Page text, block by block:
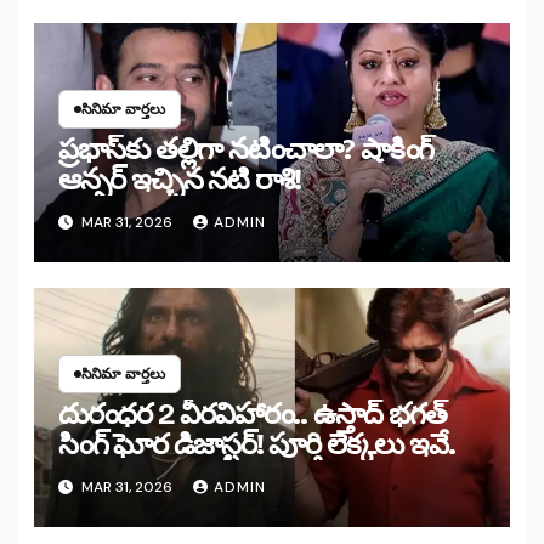
సినిమా వార్తలు
ప్రభాస్‌కు తల్లిగా నటించాలా? షాకింగ్
ఆన్సర్ ఇచ్చిన నటి రాశి!
MAR 31, 2026 ADMIN
సినిమా వార్తలు
దురంధర 2 వీరవిహారం.. ఉస్తాద్ భగత్
సింగ్ ఘోర డిజాస్టర్! పూర్తి లెక్కలు ఇవే.
MAR 31, 2026 ADMIN